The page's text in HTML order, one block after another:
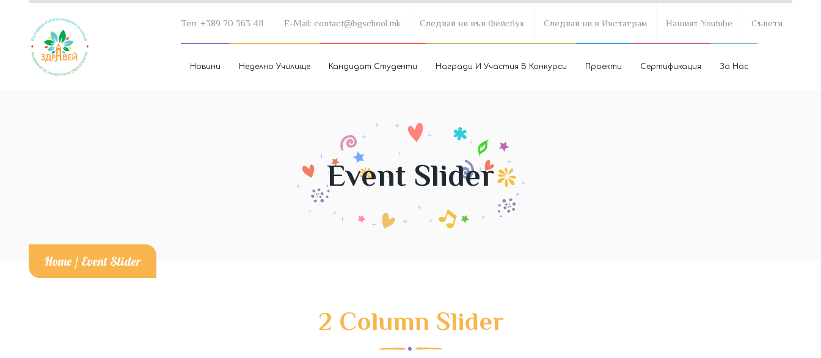
Тел: +389 70 363 411 E-Mail: contact@bgschool.mk Следвай ни във Фейсбук Следвай ни в Инстаграм Нашият Youtube Съвети
Новини Неделно Училище Кандидат Студенти Награди И Участия В Конкурси Проекти Сертификация За Нас
Event Slider
Home / Event Slider
2 Column Slider